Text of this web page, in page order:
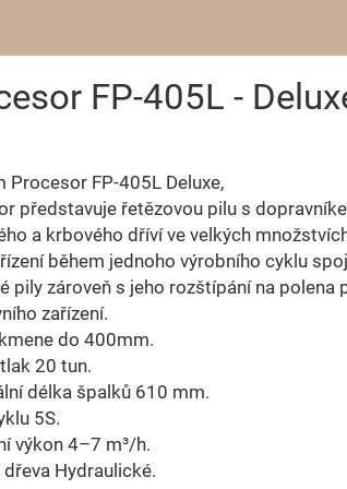
FP-405L -
Procesor FP-405L Deluxe,
představuje řetězovou pilu s
a krbového dříví ve velkých
během jednoho výrobního cyklu
pily zároveň s jeho rozštípání na polena
zařízení.
do 400mm.
20 tun.
délka špalků 610 mm.
5S.
výkon 4–7 m³/h.
dřeva Hydraulické.